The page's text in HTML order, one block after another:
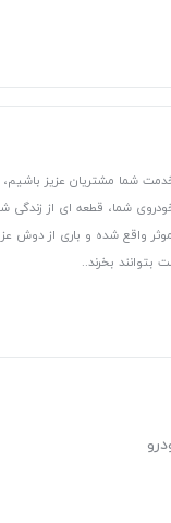
شما مشتریان عزیز
شما، قطعه ای از
واقع شده و باری از
بخرند..